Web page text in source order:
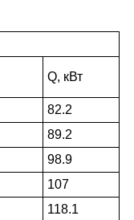
Q, кВт
82.2
89.2
98.9
107
118.1